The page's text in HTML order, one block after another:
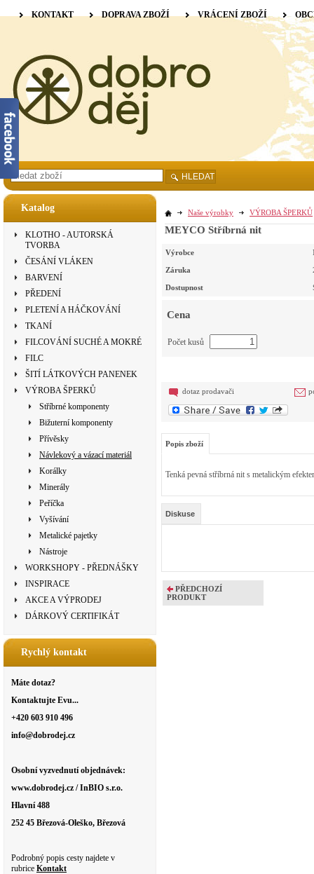
Katalog
KLOTHO - AUTORSKÁ
TVORBA
ČESÁNÍ VLÁKEN
BARVENÍ
PŘEDENÍ
PLETENÍ A HÁČKOVÁNÍ
TKANÍ
FILCOVÁNÍ SUCHÉ A MOKRÉ
FILC
ŠITÍ LÁTKOVÝCH PANENEK
VÝROBA ŠPERKŮ
Stříbrné komponenty
Bižuterní komponenty
Přívěsky
Návlekový a vázací materiál
Korálky
Minerály
Peříčka
Vyšívání
Metalické pajetky
Nástroje
WORKSHOPY - PŘEDNÁŠKY
INSPIRACE
AKCE A VÝPRODEJ
DÁRKOVÝ CERTIFIKÁT
Rychlý kontakt
Máte dotaz?
Kontaktujte Evu...
+420 603 910 496
info@dobrodej.cz
Osobní vyzvednutí objednávek:
www.dobrodej.cz / InBIO s.r.o.
Hlavní 488
252 45 Březová-Oleško, Březová
Podrobný popis cesty najdete v
rubrice Kontakt
Naše výrobky VÝROBA ŠPERKŮ
MEYCO Stříbrná nit
Výrobce
Záruka
Dostupnost
Cena
Počet kusů
dotaz prodavači
Popis zboží
Tenká pevná stříbrná nit s metalickým
Diskuse
PŘEDCHOZÍ
PRODUKT
KONTAKT DOPRAVA ZBOŽÍ VRÁCENÍ ZBOŽÍ
HLEDAT